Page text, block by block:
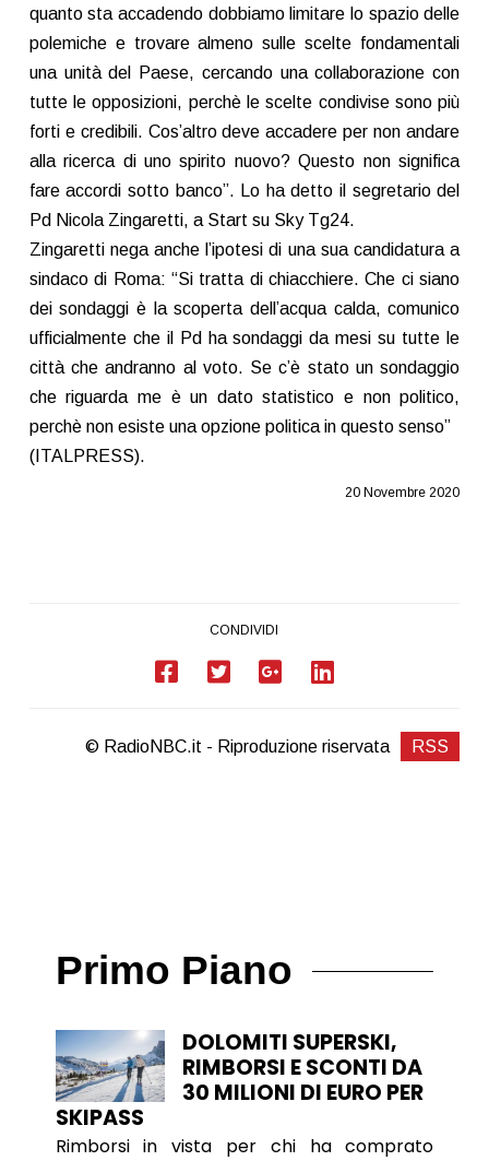
quanto sta accadendo dobbiamo limitare lo spazio delle
polemiche e trovare almeno sulle scelte fondamentali
una unità del Paese, cercando una collaborazione con
tutte le opposizioni, perchè le scelte condivise sono più
forti e credibili. Cos’altro deve accadere per non andare
alla ricerca di uno spirito nuovo? Questo non significa
fare accordi sotto banco”. Lo ha detto il segretario del
Pd Nicola Zingaretti, a Start su Sky Tg24.
Zingaretti nega anche l’ipotesi di una sua candidatura a
sindaco di Roma: “Si tratta di chiacchiere. Che ci siano
dei sondaggi è la scoperta dell’acqua calda, comunico
ufficialmente che il Pd ha sondaggi da mesi su tutte le
città che andranno al voto. Se c’è stato un sondaggio
che riguarda me è un dato statistico e non politico,
perchè non esiste una opzione politica in questo senso”
(ITALPRESS).
20 Novembre 2020
CONDIVIDI
© RadioNBC.it - Riproduzione riservata RSS
Primo Piano
DOLOMITI SUPERSKI,
RIMBORSI E SCONTI DA
30 MILIONI DI EURO PER
SKIPASS
Rimborsi in vista per chi ha comprato